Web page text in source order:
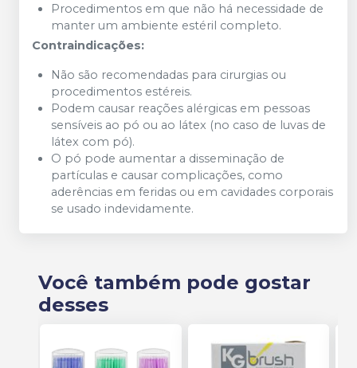
Procedimentos em que não há necessidade de
manter um ambiente estéril completo.
Contraindicações:
Não são recomendadas para cirurgias ou
procedimentos estéreis.
Podem causar reações alérgicas em pessoas
sensíveis ao pó ou ao látex (no caso de luvas de
látex com pó).
O pó pode aumentar a disseminação de
partículas e causar complicações, como
aderências em feridas ou em cavidades corporais
se usado indevidamente.
Você também pode gostar
desses